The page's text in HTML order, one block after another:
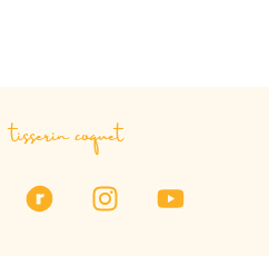
tisserin coquet